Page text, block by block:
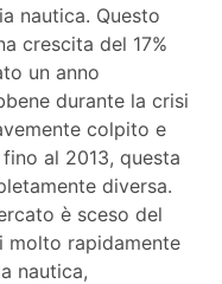
nautica. Questo
crescita del 17%
un anno
durante la crisi
colpito e
al 2013, questa
diversa.
è sceso del
molto rapidamente
nautica,